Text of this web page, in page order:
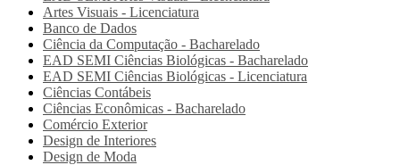
Artes Visuais - Licenciatura
Banco de Dados
Ciência da Computação - Bacharelado
EAD SEMI Ciências Biológicas - Bacharelado
EAD SEMI Ciências Biológicas - Licenciatura
Ciências Contábeis
Ciências Econômicas - Bacharelado
Comércio Exterior
Design de Interiores
Design de Moda